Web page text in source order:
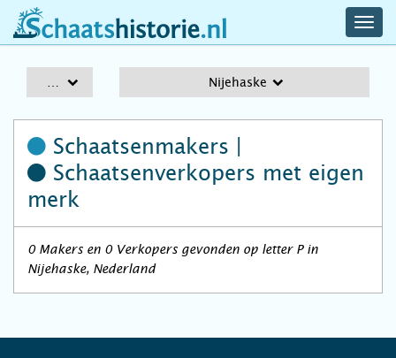
schaatshistorie.nl
Nijehaske
Schaatsenmakers |
Schaatsenverkopers met eigen
merk
0 Makers en 0 Verkopers gevonden op letter P in
Nijehaske, Nederland